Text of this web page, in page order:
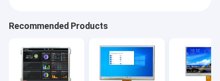
Recommended Products